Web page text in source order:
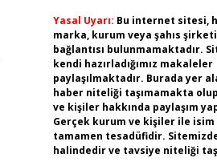
Yasal Uyarı: Bu internet sitesi,
marka, kurum veya şahıs
bağlantısı bulunmamaktadır.
kendi hazırladığımız makaleler
paylaşılmaktadır. Burada yer
haber niteliği taşımamakta
ve kişiler hakkında paylaşım
Gerçek kurum ve kişiler ile
tamamen tesadüfidir.
halindedir ve tavsiye niteliği